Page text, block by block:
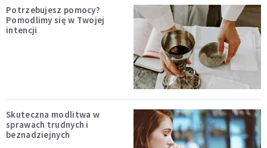
Potrzebujesz pomocy?
Pomodlimy się w Twojej
intencji
Skuteczna modlitwa w
sprawach trudnych i
beznadziejnych